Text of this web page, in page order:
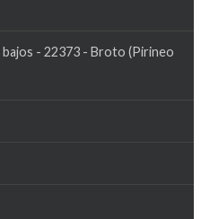
- 22373 - Broto (Pirineo